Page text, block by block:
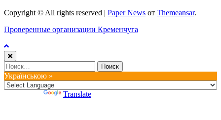
Copyright © All rights reserved | Paper News от Themeansar.
Проверенные организации Кременчуга
Найти:
Українською »
Translate